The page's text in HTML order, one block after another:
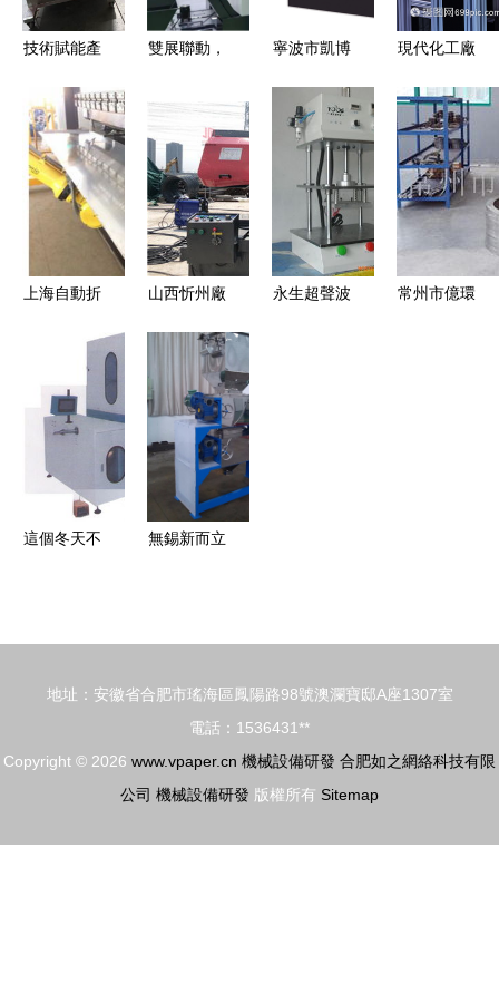
技術賦能產
北雙嘉打造
羊肚菌規模
化生產裝備
新標桿
雙展聯動，
海天精工攜
明星產品閃
耀寧波與成
都
寧波市凱博
限公司 引
領精密制
造，驅動產
業升級
現代化工廠
發 智能制
造浪潮下的
技術革新與
挑戰
上海自動折
供 引領智
能機械設備
研發新潮流
山西忻州廠
鋼筋鋸床
機械設備研
發中的速度
占位技術解
析
永生超聲波
常州市億環
這個冬天不
您“沖絨”
無錫新而立
備研發新篇
章
地址：安徽省合肥市瑤海區鳳陽路98號澳瀾寶邸A座1307室
電話：1536431**
Copyright © 2026 www.vpaper.cn 機械設備研發 合肥如之網絡科技有限
公司 機械設備研發 版權所有 Sitemap